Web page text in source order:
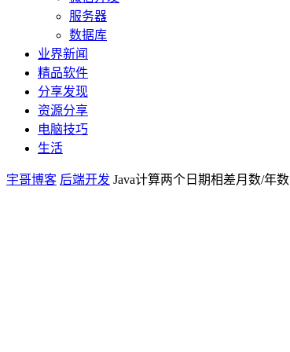
服务器
数据库
业界新闻
精品软件
分享发现
资源分享
电脑技巧
生活
宇哥博客 后端开发 Java计算两个日期相差月数/年数